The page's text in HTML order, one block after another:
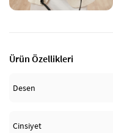
Ürün Özellikleri
Desen
Cinsiyet